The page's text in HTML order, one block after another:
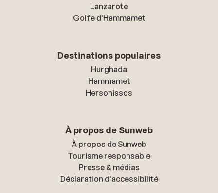
Lanzarote
Golfe d'Hammamet
Destinations populaires
Hurghada
Hammamet
Hersonissos
À propos de Sunweb
À propos de Sunweb
Tourisme responsable
Presse & médias
Déclaration d'accessibilité